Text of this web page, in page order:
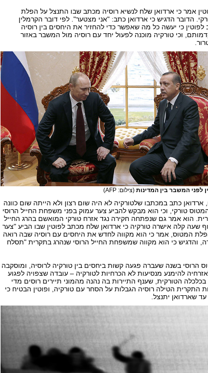
אמר כי ארדואן שלח לנשיא רוסיה מכתב שבו התנצל על הפלת
הדובר הדגיש כי ארדואן כתב: "אני מצטער". לפי דובר הקרמלין
לפוטין כי יעשה כל מה שאפשר כדי להחזיר את היחסים בין רוסיה
וכי טורקיה מוכנה לפעול יחד עם רוסיה מול המשבר באזור
לפני המשבר בין המדינות (צילום: AFP)
ארדואן כתב במכתבו שלטורקיה לא היה שום רצון ולא הייתה שום כוונה
טורקי, וכי הוא מבקש להביע צער עמוק בפני משפחת החייל הרוסי
הוא אמר גם שנפתחה חקירה נגד אזרח טורקי המואשם בהרג החייל
שעה קלה אישרה טורקיה כי ארדואן שלח מכתב לפוטין שבו הביע "צער
המטוס, אמר כי הוא מקווה לחדש את היחסים עם רוסיה שבה רואה
והדגיש כי הוא מקווה שמשפחת החייל הרוסי שנהרג בתקרית "תסלח
הרוסי בשנה שעברה פגעה קשות ביחסים בין טורקיה לרוסיה, ומוסקבה
להימנע מנסיעות לא הכרחיות לטורקיה – עובדה שצפויה לפגוע
הטורקית, שענף התיירות בה נהנה מהמוני תיירים רוסים מדי
התקרית הטילה רוסיה הגבלות על הסחר עם טורקיה, ופוטין הבטיח כי
עד שארדואן יתנצל.